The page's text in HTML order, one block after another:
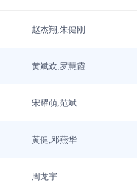
赵杰翔,朱健刚
黄斌欢,罗慧霞
宋耀萌,范斌
黄健,邓燕华
周龙宇